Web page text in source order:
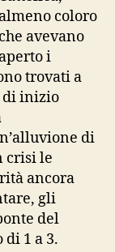
almeno coloro
che avevano
aperto i
trovati a
di inizio
di
crisi le
ancora
gli
del
1 a 3.